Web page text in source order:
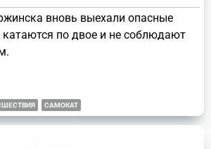
вновь выехали опасные
по двое и не соблюдают
САМОКАТ